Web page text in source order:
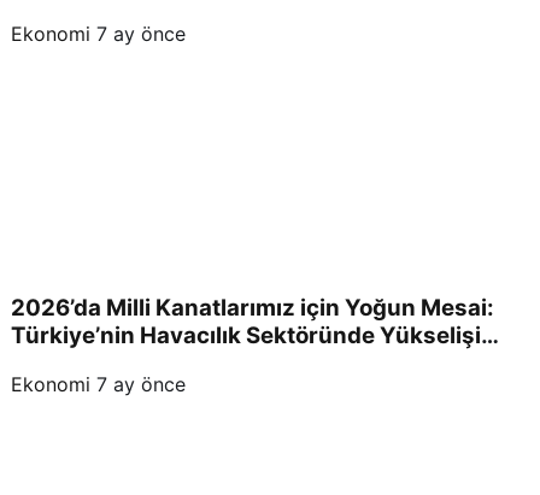
Ekonomi 7 ay önce
2026’da Milli Kanatlarımız için Yoğun Mesai:
Türkiye’nin Havacılık Sektöründe Yükselişi
Ekonomi 7 ay önce